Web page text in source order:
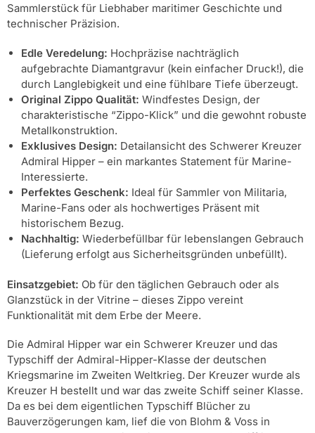
Sammlerstück für Liebhaber maritimer Geschichte und
technischer Präzision.
Edle Veredelung: Hochpräzise nachträglich
aufgebrachte Diamantgravur (kein einfacher Druck!), die
durch Langlebigkeit und eine fühlbare Tiefe überzeugt.
Original Zippo Qualität: Windfestes Design, der
charakteristische “Zippo-Klick” und die gewohnt robuste
Metallkonstruktion.
Exklusives Design: Detailansicht des Schwerer Kreuzer
Admiral Hipper – ein markantes Statement für Marine-
Interessierte.
Perfektes Geschenk: Ideal für Sammler von Militaria,
Marine-Fans oder als hochwertiges Präsent mit
historischem Bezug.
Nachhaltig: Wiederbefüllbar für lebenslangen Gebrauch
(Lieferung erfolgt aus Sicherheitsgründen unbefüllt).
Einsatzgebiet: Ob für den täglichen Gebrauch oder als
Glanzstück in der Vitrine – dieses Zippo vereint
Funktionalität mit dem Erbe der Meere.
Die Admiral Hipper war ein Schwerer Kreuzer und das
Typschiff der Admiral-Hipper-Klasse der deutschen
Kriegsmarine im Zweiten Weltkrieg. Der Kreuzer wurde als
Kreuzer H bestellt und war das zweite Schiff seiner Klasse.
Da es bei dem eigentlichen Typschiff Blücher zu
Bauverzögerungen kam, lief die von Blohm & Voss in